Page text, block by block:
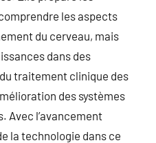
les aspects
du cerveau, mais
dans des
traitement clinique des
des systèmes
Avec l’avancement
la technologie dans ce